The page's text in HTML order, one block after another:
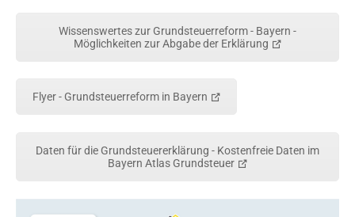
Wissenswertes zur Grundsteuerreform - Bayern -
Möglichkeiten zur Abgabe der Erklärung
Flyer - Grundsteuerreform in Bayern
Daten für die Grundsteuererklärung - Kostenfreie Daten im
Bayern Atlas Grundsteuer